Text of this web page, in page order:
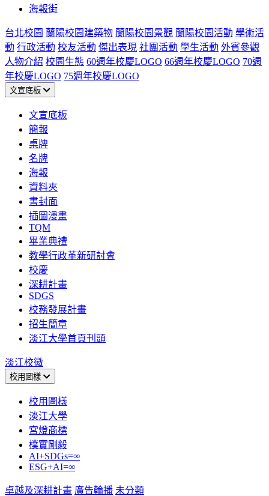
海報街
台北校園 蘭陽校園建築物 蘭陽校園景觀 蘭陽校園活動 學術活
動 行政活動 校友活動 傑出表現 社團活動 學生活動 外賓參觀
人物介紹 校園生態 60週年校慶LOGO 66週年校慶LOGO 70週
年校慶LOGO 75週年校慶LOGO
文宣底板
文宣底板
簡報
桌牌
名牌
海報
資料夾
書封面
插圖漫畫
TQM
畢業典禮
教學行政革新研討會
校慶
深耕計畫
SDGS
校務發展計畫
招生簡章
淡江大學首頁刊頭
淡江校徽
校用圖樣
校用圖樣
淡江大學
宮燈商標
樸實剛毅
AI+SDGs=∞
ESG+AI=∞
卓越及深耕計畫 廣告輪播 未分類